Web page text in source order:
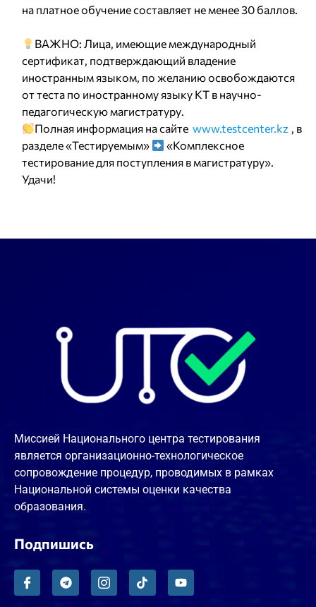
на платное обучение соcтавляет не менее 30 баллов.
ВАЖНО: Лица, имеющие международный
сертификат, подтверждающий владение
иностранным языком, по желанию освобождаются
от теста по иностранному языку КТ в научно-
педагогическую магистратуру.
Полная информация на сайте www.testcenter.kz , в
разделе «Тестируемым»
«Комплексное
тестирование для поступления в магистратуру».
Удачи!
Миссией Национального центра тестирования
является организационно-технологическое
сопровождение процедур, проводимых в рамках
Национальной системы оценки качества
образования.
Подпишись